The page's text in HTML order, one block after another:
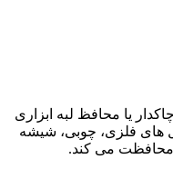
یا محافظ لبه ابزاری
های فلزی، چوبی، شیشه
محافظت می کند.